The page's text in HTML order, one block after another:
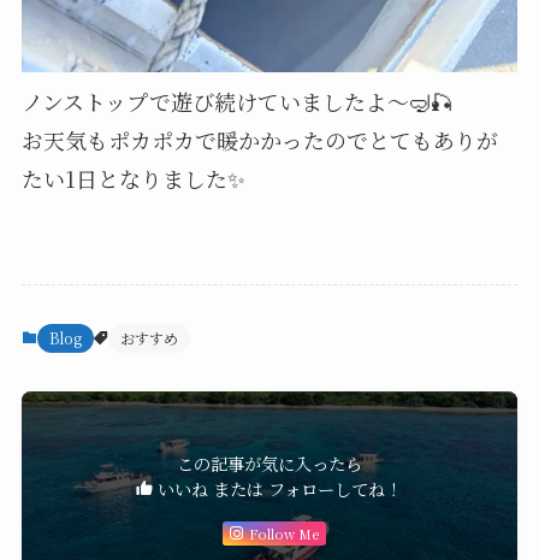
ノンストップで遊び続けていましたよ～🤿🎣
お天気もポカポカで暖かかったのでとてもありが
たい1日となりました✨
Blog おすすめ
この記事が気に入ったら
いいね または フォローしてね！
Follow Me